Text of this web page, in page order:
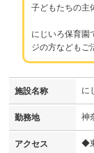
子どもたちの主
にじいろ保育園
ジの方などもご
施設名称 に
勤務地 神
アクセス ◆